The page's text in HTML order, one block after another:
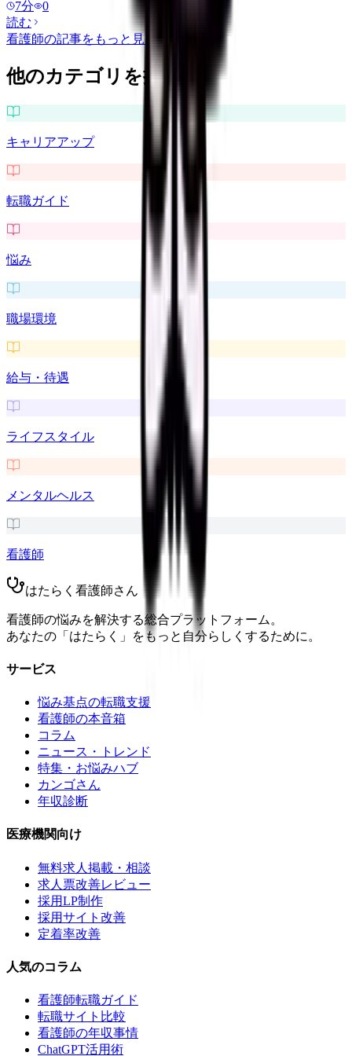
7分
0
読む
看護師の記事をもっと見る
他のカテゴリを探す
キャリアアップ
転職ガイド
悩み
職場環境
給与・待遇
ライフスタイル
メンタルヘルス
看護師
はたらく看護師さん
看護師の悩みを解決する総合プラットフォーム。
あなたの「はたらく」をもっと自分らしくするために。
サービス
悩み基点の転職支援
看護師の本音箱
コラム
ニュース・トレンド
特集・お悩みハブ
カンゴさん
年収診断
医療機関向け
無料求人掲載・相談
求人票改善レビュー
採用LP制作
採用サイト改善
定着率改善
人気のコラム
看護師転職ガイド
転職サイト比較
看護師の年収事情
ChatGPT活用術